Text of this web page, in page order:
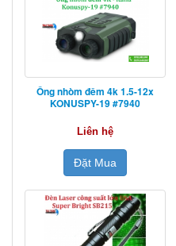
Ống nhòm đêm 4k 1.5-12x
KONUSPY-19 #7940
Liên hệ
Đặt Mua